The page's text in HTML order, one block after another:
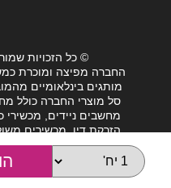
© כל הזכויות שמורות
החברה מפיצה ומוכרת
מותגים בינלאומיים
סל מוצרי החברה כולל
מחשבים ניידים,
הזרקת דיו, מכשירים
חלקי מחשב, כונני גיבוי